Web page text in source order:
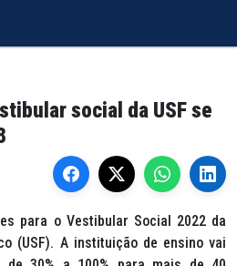
social da USF se
para o Vestibular Social 2022 da
(USF). A instituição de ensino vai